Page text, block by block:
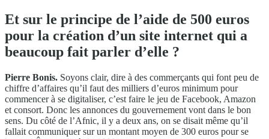
Et sur le principe de l’aide de 500 euros
pour la création d’un site internet qui a
beaucoup fait parler d’elle ?
Pierre Bonis. Soyons clair, dire à des commerçants qui font peu de
chiffre d’affaires qu’il faut des milliers d’euros minimum pour
commencer à se digitaliser, c’est faire le jeu de Facebook, Amazon
et consort. Donc les annonces du gouvernement vont dans le bon
sens. Du côté de l’Afnic, il y a deux ans, on se disait même qu’il
fallait communiquer sur un montant moyen de 300 euros pour se